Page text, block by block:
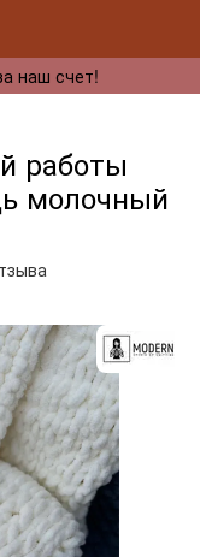
наш счет!
работы
молочный